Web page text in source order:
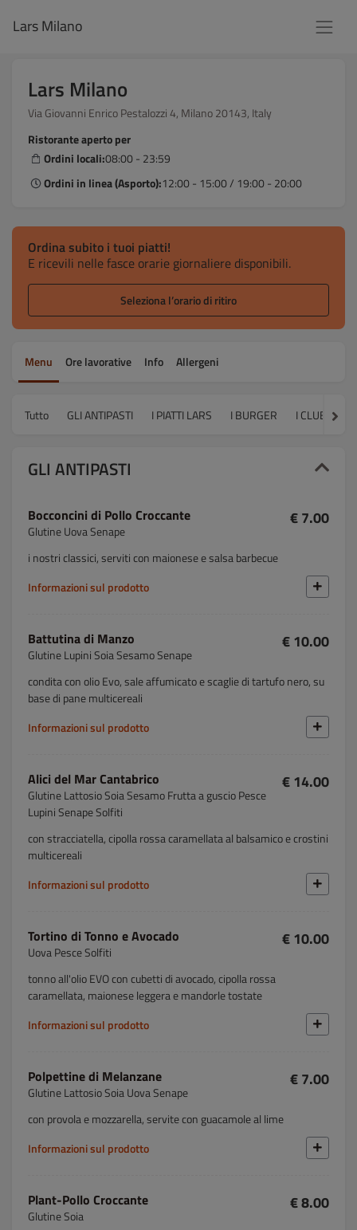
Lars Milano
Lars Milano
Via Giovanni Enrico Pestalozzi 4, Milano 20143, Italy
Ristorante aperto per
Ordini locali:08:00 - 23:59
Ordini in linea (Asporto):12:00 - 15:00 / 19:00 - 20:00
Ordina subito i tuoi piatti!
E ricevili nelle fasce orarie giornaliere disponibili.
Seleziona l’orario di ritiro
Menu Ore lavorative Info Allergeni
Tutto GLI ANTIPASTI I PIATTI LARS I BURGER I CLUB
GLI ANTIPASTI
Bocconcini di Pollo Croccante
Glutine Uova Senape
€ 7.00
i nostri classici, serviti con maionese e salsa barbecue
Informazioni sul prodotto
Battutina di Manzo
Glutine Lupini Soia Sesamo Senape
€ 10.00
condita con olio Evo, sale affumicato e scaglie di tartufo nero, su
base di pane multicereali
Informazioni sul prodotto
Alici del Mar Cantabrico
Glutine Lattosio Soia Sesamo Frutta a guscio Pesce
Lupini Senape Solfiti
€ 14.00
con stracciatella, cipolla rossa caramellata al balsamico e crostini
multicereali
Informazioni sul prodotto
Tortino di Tonno e Avocado
Uova Pesce Solfiti
€ 10.00
tonno all'olio EVO con cubetti di avocado, cipolla rossa
caramellata, maionese leggera e mandorle tostate
Informazioni sul prodotto
Polpettine di Melanzane
Glutine Lattosio Soia Uova Senape
€ 7.00
con provola e mozzarella, servite con guacamole al lime
Informazioni sul prodotto
Plant-Pollo Croccante
Glutine Soia
€ 8.00